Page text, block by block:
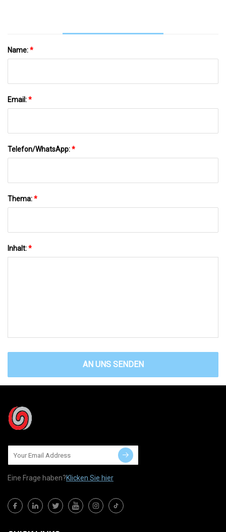
Name:*
Email:*
Telefon/WhatsApp:*
Thema:*
Inhalt:*
AN UNS SENDEN
Eine Frage haben?Klicken Sie hier